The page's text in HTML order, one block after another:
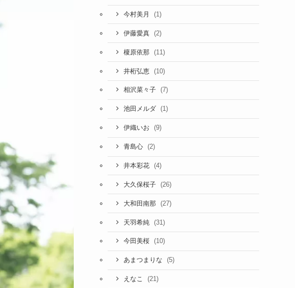
今村美月 (1)
伊藤愛真 (2)
榎原依那 (11)
井桁弘恵 (10)
相沢菜々子 (7)
池田メルダ (1)
伊織いお (9)
青島心 (2)
井本彩花 (4)
大久保桜子 (26)
大和田南那 (27)
天羽希純 (31)
今田美桜 (10)
あまつまりな (5)
えなこ (21)